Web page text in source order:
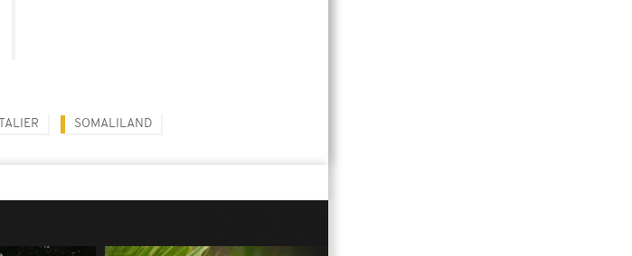
SOMALILAND